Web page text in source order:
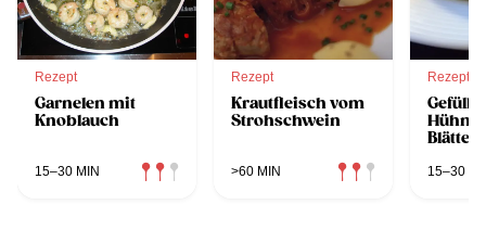
Rezept
Garnelen mit
Knoblauch
15–30 MIN
Rezept
Krautfleisch vom
Strohschwein
>60 MIN
Rezept
Gefüllte
15–30